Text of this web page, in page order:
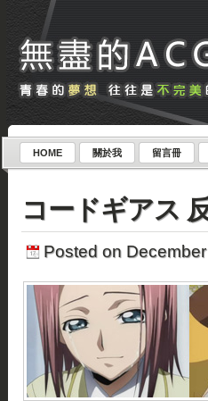
HOME 關於我 留言冊
コードギアス
Posted on